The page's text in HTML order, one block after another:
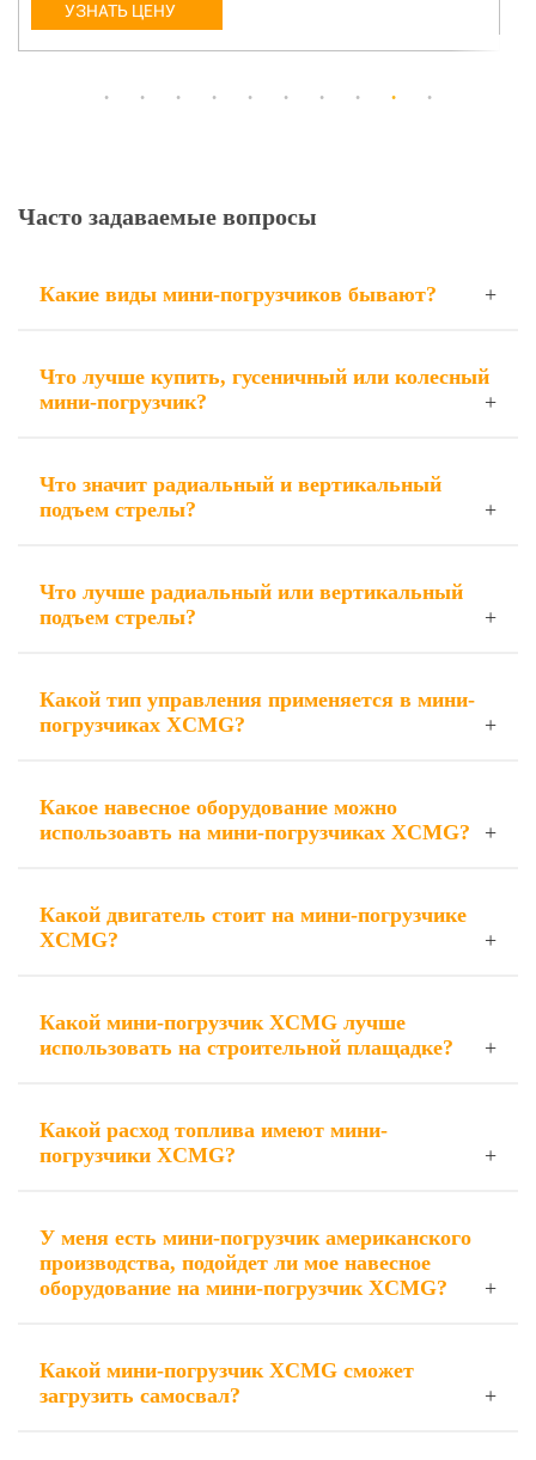
УЗНАТЬ ЦЕНУ
Часто задаваемые вопросы
Какие виды мини-погрузчиков бывают?
Что лучше купить, гусеничный или колесный
мини-погрузчик?
Что значит радиальный и вертикальный
подъем стрелы?
Что лучше радиальный или вертикальный
подъем стрелы?
Какой тип управления применяется в мини-
погрузчиках XCMG?
Какое навесное оборудование можно
использоавть на мини-погрузчиках XCMG?
Какой двигатель стоит на мини-погрузчике
XCMG?
Какой мини-погрузчик XCMG лучше
использовать на строительной плащадке?
Какой расход топлива имеют мини-
погрузчики XCMG?
У меня есть мини-погрузчик американского
производства, подойдет ли мое навесное
оборудование на мини-погрузчик XCMG?
Какой мини-погрузчик XCMG сможет
загрузить самосвал?